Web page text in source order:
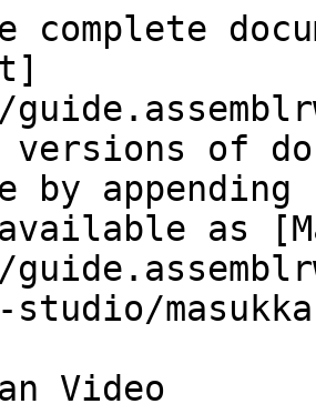
complete
versions of
by
as
studio/
Video